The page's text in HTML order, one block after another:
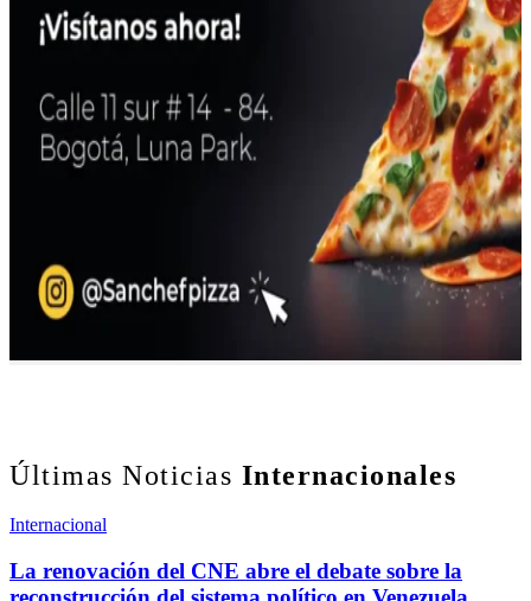
Últimas Noticias Internacionales
Internacional
La renovación del CNE abre el debate sobre la